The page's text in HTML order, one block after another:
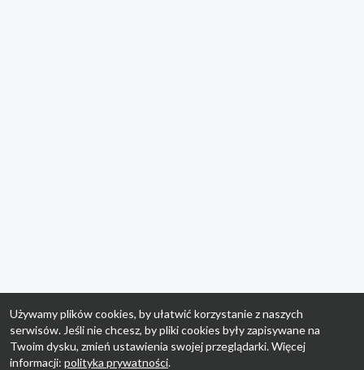
Używamy plików cookies, by ułatwić korzystanie z naszych
serwisów. Jeśli nie chcesz, by pliki cookies były zapisywane na
Twoim dysku, zmień ustawienia swojej przeglądarki. Więcej
informacji: polityka prywatności.